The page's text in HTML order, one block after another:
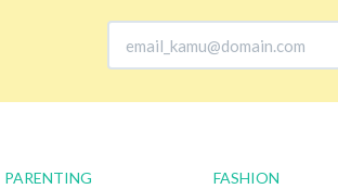
PARENTING
FASHION